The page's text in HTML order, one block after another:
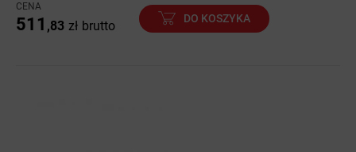
CENA
511 ,83 zł brutto
DO KOSZYKA